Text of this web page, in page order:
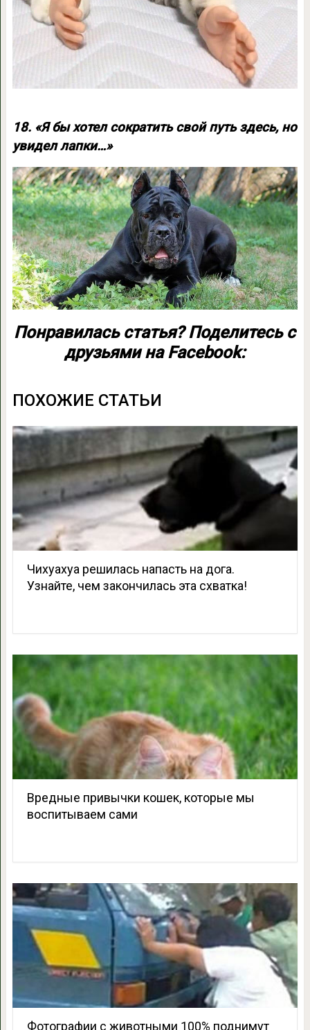
18. «Я бы хотел сократить свой путь здесь, но
увидел лапки…»
Понравилась статья? Поделитесь с
друзьями на Facebook:
ПОХОЖИЕ СТАТЬИ
Чихуахуа решилась напасть на дога.
Узнайте, чем закончилась эта схватка!
Вредные привычки кошек, которые мы
воспитываем сами
Фотографии с животными 100% поднимут